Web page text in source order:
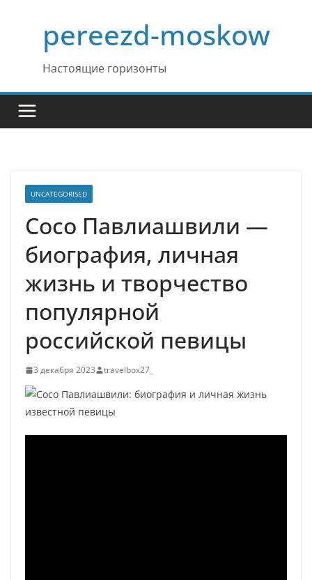
содержимомуpereezd-moskow
Настоящие горизонты
UNCATEGORISED
Сосо Павлиашвили —
биография, личная
жизнь и творчество
популярной
российской певицы
3 декабря 2023 travelbox27_